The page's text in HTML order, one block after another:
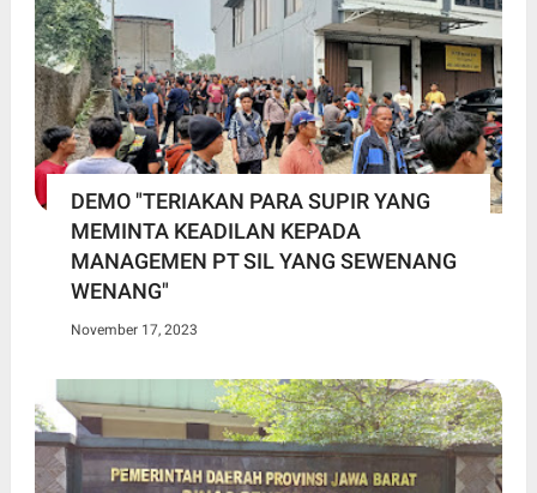
DEMO "TERIAKAN PARA SUPIR YANG
MEMINTA KEADILAN KEPADA
MANAGEMEN PT SIL YANG SEWENANG
WENANG"
November 17, 2023